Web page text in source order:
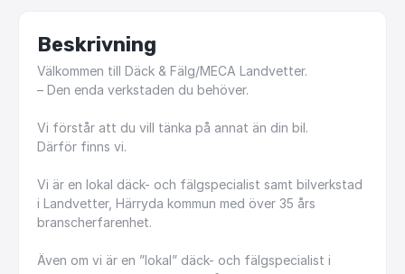
Beskrivning
Välkommen till Däck & Fälg​/​MECA Landvetter.
– Den enda verkstaden du behöver.
Vi förstår att du vill tänka på annat än din bil.
Därför finns vi.
Vi är en lokal däck- och fälgspecialist samt bilverkstad
i Landvetter, Härryda kommun med över 35 års
branscherfarenhet.
Även om vi är en ”lokal” däck- och fälgspecialist i